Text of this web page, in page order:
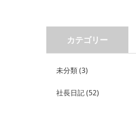
カテゴリー
未分類(3)
社長日記(52)